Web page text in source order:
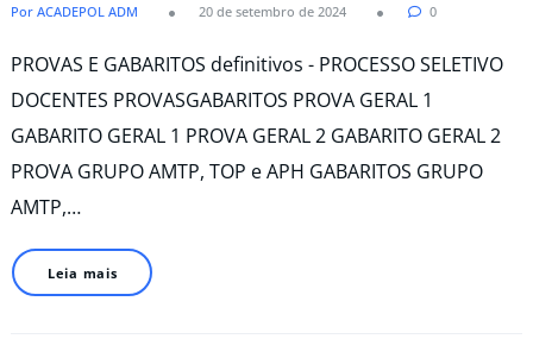
Por ACADEPOL ADM 20 de setembro de 2024 0
PROVAS E GABARITOS definitivos - PROCESSO SELETIVO
DOCENTES PROVASGABARITOS PROVA GERAL 1
GABARITO GERAL 1 PROVA GERAL 2 GABARITO GERAL 2
PROVA GRUPO AMTP, TOP e APH GABARITOS GRUPO
AMTP,…
Leia mais